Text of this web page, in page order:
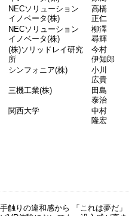
NECソリューション
イノベータ(株)
高橋
正仁
NECソリューション
イノベータ(株)
柳澤
尋輝
(株)ソリッドレイ研究
所
今村
伊知郎
シンフォニア(株)
小川
広貴
三機工業(株)
田島
泰治
関西大学
中村
隆宏
触りの違和感から 「これは夢だ」